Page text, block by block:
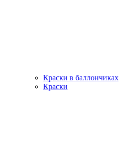
Краски в баллончиках
Краски